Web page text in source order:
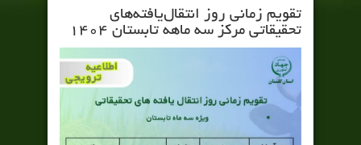
تقویم زمانی روز انتقال‌یافته‌های
تحقیقاتی مرکز سه ماهه تابستان 1404